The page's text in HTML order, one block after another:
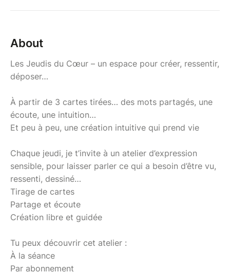
About
Les Jeudis du Cœur – un espace pour créer, ressentir,
déposer…
À partir de 3 cartes tirées… des mots partagés, une
écoute, une intuition…
Et peu à peu, une création intuitive qui prend vie
Chaque jeudi, je t’invite à un atelier d’expression
sensible, pour laisser parler ce qui a besoin d’être vu,
ressenti, dessiné…
Tirage de cartes
Partage et écoute
Création libre et guidée
Tu peux découvrir cet atelier :
À la séance
Par abonnement